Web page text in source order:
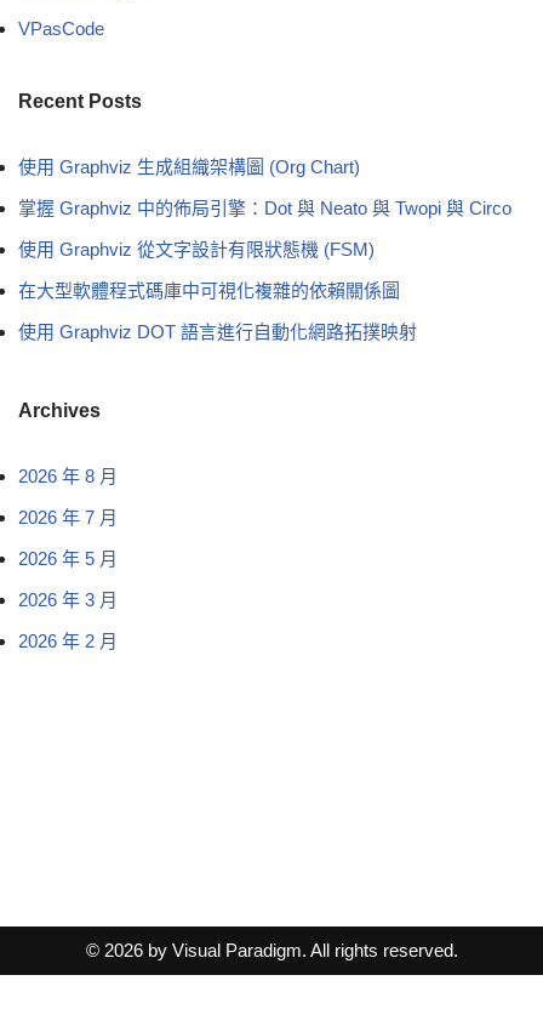
VPasCode
Recent Posts
使用 Graphviz 生成組織架構圖 (Org Chart)
掌握 Graphviz 中的佈局引擎：Dot 與 Neato 與 Twopi 與 Circo
使用 Graphviz 從文字設計有限狀態機 (FSM)
在大型軟體程式碼庫中可視化複雜的依賴關係圖
使用 Graphviz DOT 語言進行自動化網路拓撲映射
Archives
2026 年 8 月
2026 年 7 月
2026 年 5 月
2026 年 3 月
2026 年 2 月
© 2026 by Visual Paradigm. All rights reserved.